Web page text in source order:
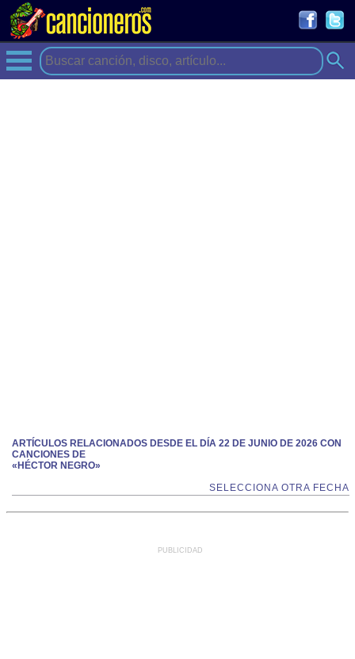
ARTÍCULOS RELACIONADOS DESDE EL DÍA 22 DE JUNIO DE 2026 CON
CANCIONES DE
«HÉCTOR NEGRO»
SELECCIONA OTRA FECHA
PUBLICIDAD